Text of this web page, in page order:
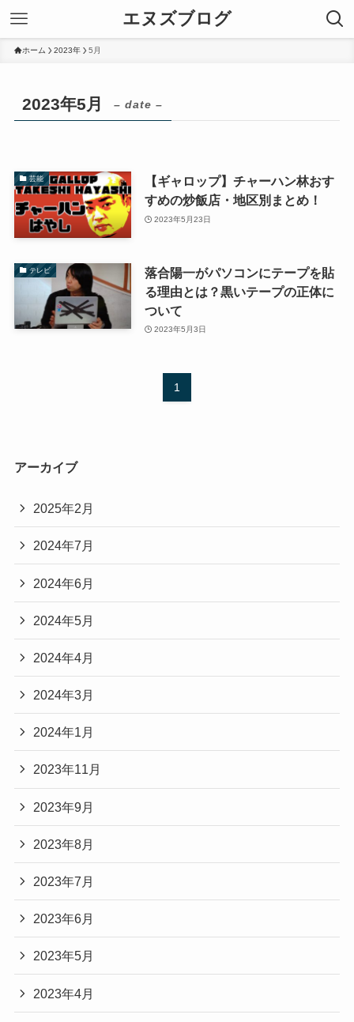
エヌズブログ
ホーム 2023年 5月
2023年5月 – date –
芸能
【ギャロップ】チャーハン林おす
すめの炒飯店・地区別まとめ！
2023年5月23日
テレビ
落合陽一がパソコンにテープを貼
る理由とは？黒いテープの正体に
ついて
2023年5月3日
1
アーカイブ
2025年2月
2024年7月
2024年6月
2024年5月
2024年4月
2024年3月
2024年1月
2023年11月
2023年9月
2023年8月
2023年7月
2023年6月
2023年5月
2023年4月